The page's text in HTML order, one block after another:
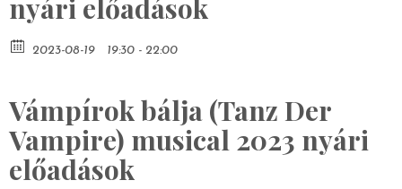
nyári előadások
2023-08-19 19:30 - 22:00
Vámpírok bálja (Tanz Der
Vampire) musical 2023 nyári
előadások